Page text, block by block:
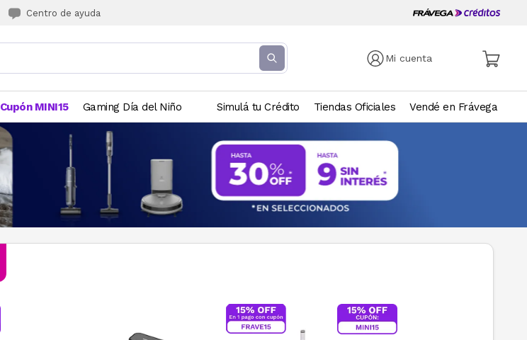
Centro de ayuda
Mi cuenta
Cupón MINI15 Gaming Día del Niño Simulá tu Crédito Tiendas Oficiales Vendé en Frávega